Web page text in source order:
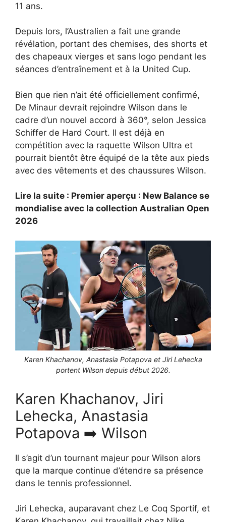
11 ans.
Depuis lors, l’Australien a fait une grande
révélation, portant des chemises, des shorts et
des chapeaux vierges et sans logo pendant les
séances d’entraînement et à la United Cup.
Bien que rien n’ait été officiellement confirmé,
De Minaur devrait rejoindre Wilson dans le
cadre d’un nouvel accord à 360°, selon Jessica
Schiffer de Hard Court. Il est déjà en
compétition avec la raquette Wilson Ultra et
pourrait bientôt être équipé de la tête aux pieds
avec des vêtements et des chaussures Wilson.
Lire la suite : Premier aperçu : New Balance se
mondialise avec la collection Australian Open
2026
Karen Khachanov, Anastasia Potapova et Jiri Lehecka
portent Wilson depuis début 2026.
Karen Khachanov, Jiri
Lehecka, Anastasia
Potapova ➡️ Wilson
Il s’agit d’un tournant majeur pour Wilson alors
que la marque continue d’étendre sa présence
dans le tennis professionnel.
Jiri Lehecka, auparavant chez Le Coq Sportif, et